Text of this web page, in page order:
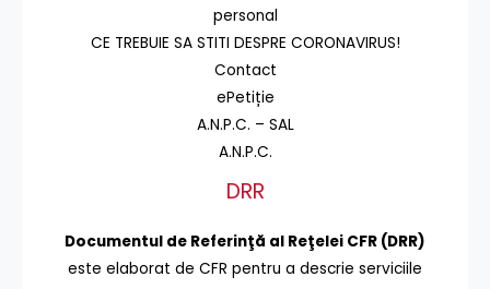
personal
CE TREBUIE SA STITI DESPRE CORONAVIRUS!
Contact
ePetiție
A.N.P.C. – SAL
A.N.P.C.
DRR
Documentul de Referinţă al Reţelei CFR (DRR)
este elaborat de CFR pentru a descrie serviciile